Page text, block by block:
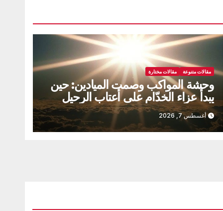
مقالات متنوعة مقالات مختارة
وحشة المواكب وصمت الميادين: حين
يبدأ عزاء الخدّام على أعتاب الرحيل
أغسطس 7, 2026